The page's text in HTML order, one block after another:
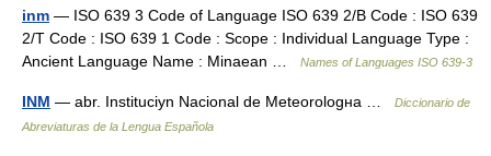
inm — ISO 639 3 Code of Language ISO 639 2/B Code : ISO 639
2/T Code : ISO 639 1 Code : Scope : Individual Language Type :
Ancient Language Name : Minaean …
Names of Languages ISO 639-3
INM — abr. Instituciуn Nacional de Meteorologнa …
Diccionario de
Abreviaturas de la Lengua Española